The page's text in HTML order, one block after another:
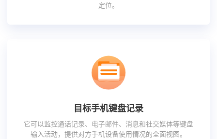
定位。
目标手机键盘记录
它可以监控通话记录、电子邮件、消息和社交媒体等键盘
输入活动，提供对方手机设备使用情况的全面视图。